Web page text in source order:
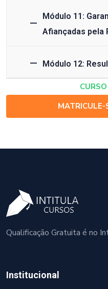
Módulo 11:
Afiançadas pela
Módulo 12:
MATRICULE-
Qualificação Gratuita é no
Institucional